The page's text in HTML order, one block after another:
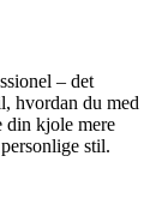
– det
hvordan du med
din kjole mere
stil.